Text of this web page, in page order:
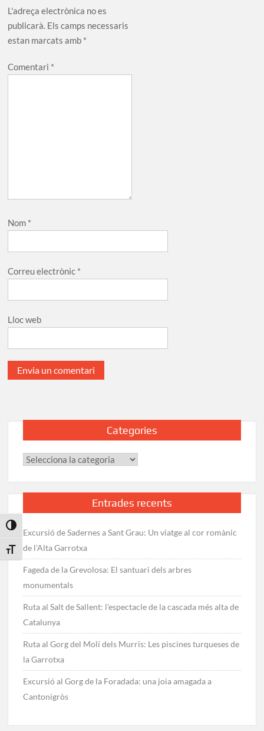
Toggle High Contrast
Toggle Font size
L'adreça electrònica no es
publicarà. Els camps necessaris
estan marcats amb *
Comentari *
Nom *
Correu electrònic *
Lloc web
Categories
Categories
Entrades recents
Excursió de Sadernes a Sant Grau: Un viatge al cor romànic
de l’Alta Garrotxa
Fageda de la Grevolosa: El santuari dels arbres
monumentals
Ruta al Salt de Sallent: l’espectacle de la cascada més alta de
Catalunya
Ruta al Gorg del Molí dels Murris: Les piscines turqueses de
la Garrotxa
Excursió al Gorg de la Foradada: una joia amagada a
Cantonigròs